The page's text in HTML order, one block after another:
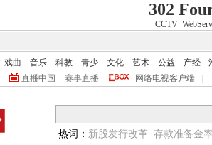
302
戏曲 音乐 科教 青少 文化 艺术 公益 产经
直播中国 赛事直播 网络电视客户端
热词： 新股发行改革 存款准备金率